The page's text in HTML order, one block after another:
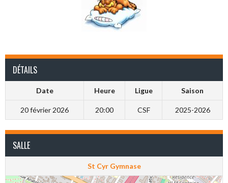
DÉTAILS
Date Heure Ligue Saison
20 février 2026 20:00 CSF 2025-2026
SALLE
St Cyr Gymnase